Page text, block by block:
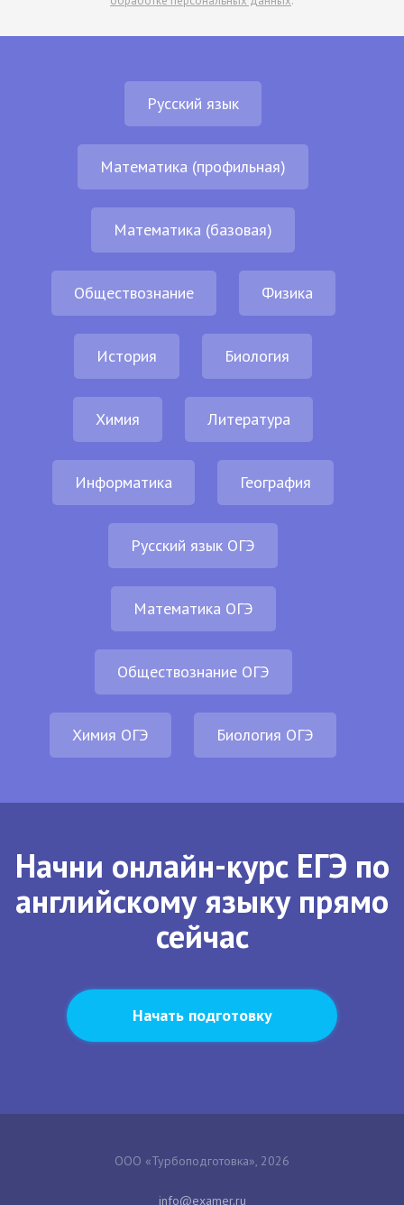
Русский язык
Математика (профильная)
Математика (базовая)
Обществознание Физика
История Биология
Химия Литература
Информатика География
Русский язык ОГЭ
Математика ОГЭ
Обществознание ОГЭ
Химия ОГЭ Биология ОГЭ
Начни онлайн-курс ЕГЭ по
английскому языку прямо
сейчас
Начать подготовку
ООО «Турбоподготовка», 2026